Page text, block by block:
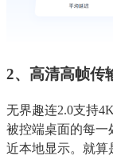
2、高清高帧传
无界趣连2.0支持
被控端桌面的每一
近本地显示。就算